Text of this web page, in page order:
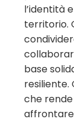
l’identità
territorio.
base
resiliente.
che
affrontare